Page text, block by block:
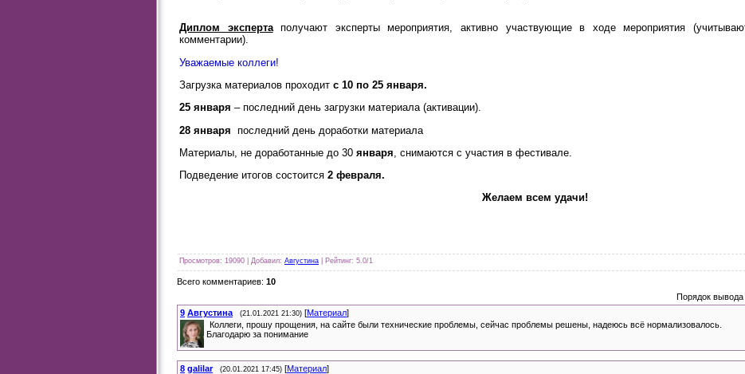
Диплом экспертаполучают эксперты мероприятия, активно участвующие в ходе мероприятия
комментарии).
Уважаемые коллеги!
Загрузка материалов проходит с 10 по 25 января.
25 января – последний день загрузки материала (активации).
28 января последний день доработки материала
Материалы, не доработанные до 30 января , снимаются с участия в фестивале.
Подведение итогов состоится 2 февраля.
Желаем всем удачи!
Просмотров: 19090 | Добавил: Августина Рейтинг: 5.0/1
Всего комментариев: 10
Порядок
9 Августина (21.01.2021 21:30) [Материал]
Коллеги, прошу прощения, на сайте были технические проблемы, сейчас проблемы решены, надеюсь всё нормализовалось.
Благодарю за понимание
8 galilar (20.01.2021 17:45) [Материал]